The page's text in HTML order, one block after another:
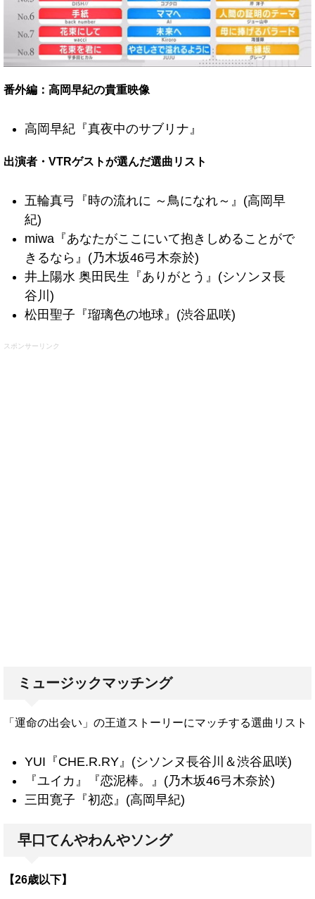
番外編：高岡早紀の貴重映像
高岡早紀『真夜中のサブリナ』
出演者・VTRゲストが選んだ選曲リスト
五輪真弓『時の流れに ～鳥になれ～』(高岡早
紀)
miwa『あなたがここにいて抱きしめることがで
きるなら』(乃木坂46弓木奈於)
井上陽水 奥田民生『ありがとう』(シソンヌ長
谷川)
松田聖子『瑠璃色の地球』(渋谷凪咲)
スポンサーリンク
ミュージックマッチング
「運命の出会い」の王道ストーリーにマッチする選曲リスト
YUI『CHE.R.RY』(シソンヌ長谷川＆渋谷凪咲)
『ユイカ』『恋泥棒。』(乃木坂46弓木奈於)
三田寛子『初恋』(高岡早紀)
早口てんやわんやソング
【26歳以下】